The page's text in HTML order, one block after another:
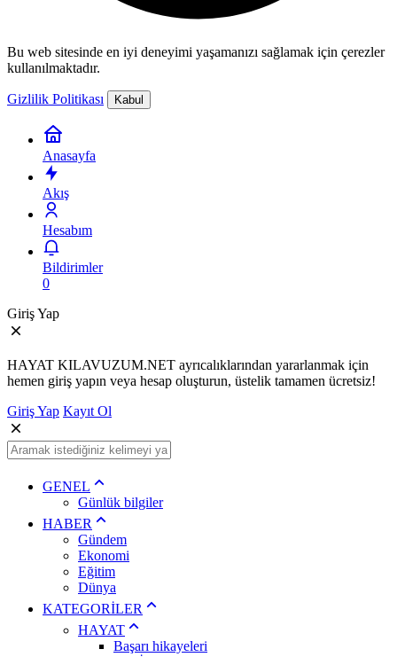
Bu web sitesinde en iyi deneyimi yaşamanızı sağlamak için çerezler
kullanılmaktadır.
Gizlilik Politikası Kabul
Anasayfa
Akış
Hesabım
Bildirimler
0
Giriş Yap
HAYAT KILAVUZUM.NET ayrıcalıklarından yararlanmak için
hemen giriş yapın veya hesap oluşturun, üstelik tamamen ücretsiz!
Giriş Yap Kayıt Ol
GENEL
Günlük bilgiler
HABER
Gündem
Ekonomi
Eğitim
Dünya
KATEGORİLER
HAYAT
Başarı hikayeleri